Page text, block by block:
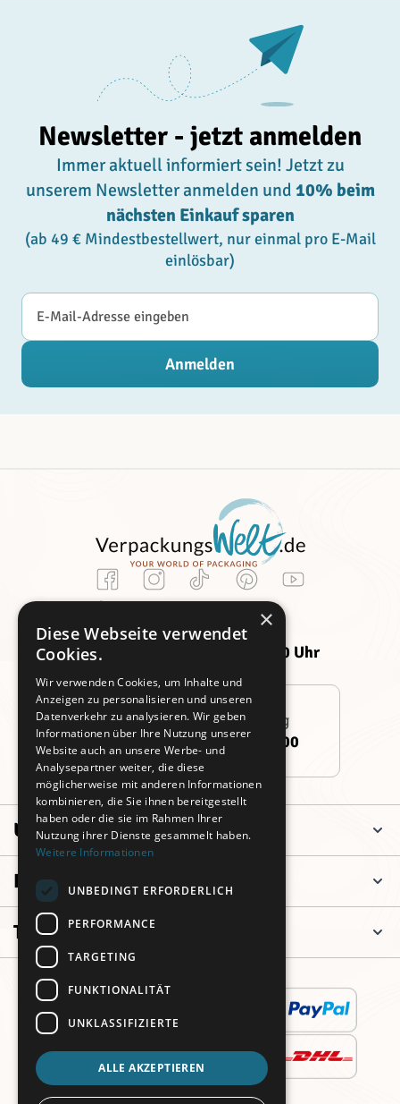
Newsletter - jetzt anmelden
Immer aktuell informiert sein! Jetzt zu
unserem Newsletter anmelden und 10% beim
nächsten Einkauf sparen
(ab 49 € Mindestbestellwert, nur einmal pro E-Mail
einlösbar)
E-Mail-Adresse
Anmelden
Kundenservice
Montag -
Donnerstag:
09:00 - 16:00 Uhr
Freitag:
09:00 - 14:00 Uhr
Persönliche Beratung
+49 (0)911 3260 6700
Unternehmen
Informationen
Top Kategorien
×
Diese Webseite verwendet
Cookies.
Wir verwenden Cookies, um Inhalte und
Anzeigen zu personalisieren und unseren
Datenverkehr zu analysieren. Wir geben
Informationen über Ihre Nutzung unserer
Website auch an unsere Werbe- und
Analysepartner weiter, die diese
möglicherweise mit anderen Informationen
kombinieren, die Sie ihnen bereitgestellt
haben oder die sie im Rahmen Ihrer
Nutzung ihrer Dienste gesammelt haben.
Weitere Informationen
UNBEDINGT ERFORDERLICH
PERFORMANCE
TARGETING
FUNKTIONALITÄT
UNKLASSIFIZIERTE
ALLE AKZEPTIEREN